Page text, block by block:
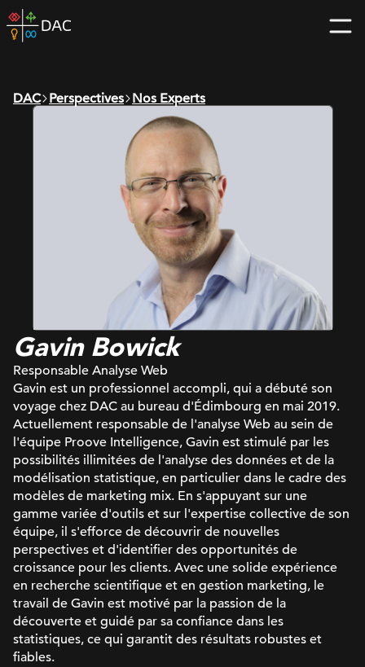
Skip
to
home
DAC Perspectives Nos Experts
Gavin Bowick
Responsable Analyse Web
Gavin est un professionnel accompli, qui a débuté son
voyage chez DAC au bureau d'Édimbourg en mai 2019.
Actuellement responsable de l'analyse Web au sein de
l'équipe Proove Intelligence, Gavin est stimulé par les
possibilités illimitées de l'analyse des données et de la
modélisation statistique, en particulier dans le cadre des
modèles de marketing mix. En s'appuyant sur une
gamme variée d'outils et sur l'expertise collective de son
équipe, il s'efforce de découvrir de nouvelles
perspectives et d'identifier des opportunités de
croissance pour les clients. Avec une solide expérience
en recherche scientifique et en gestion marketing, le
travail de Gavin est motivé par la passion de la
découverte et guidé par sa confiance dans les
statistiques, ce qui garantit des résultats robustes et
fiables.